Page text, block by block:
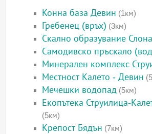
Конна база Девин (1км)
Гребенец (връх) (3км)
Скално образувание Слона
Самодивско пръскало
Минерален комплекс
Местност Калето - Девин
Мечешки водопад (5км)
Екопътека Струилица-
(5км)
Крепост Бядън (7км)